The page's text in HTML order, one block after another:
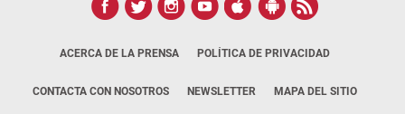
ACERCA DE LA PRENSA POLÍTICA DE PRIVACIDAD
CONTACTA CON NOSOTROS NEWSLETTER MAPA DEL SITIO